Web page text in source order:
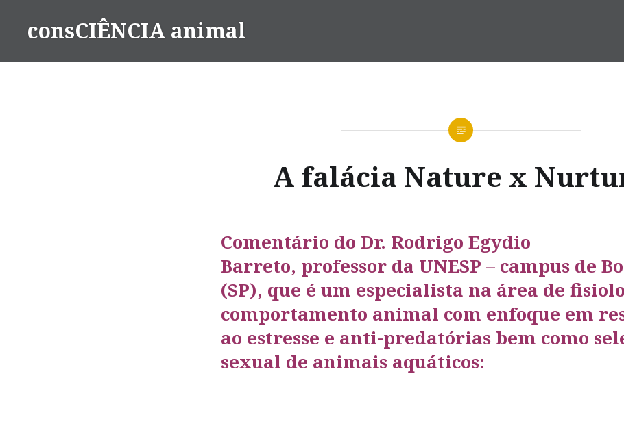
consCIÊNCIA animal
A falácia Nature x
Comentário do Dr. Rodrigo Egydio
Barreto, professor da UNESP – campus de
(SP), que é um especialista na área de
comportamento animal com enfoque em
ao estresse e anti-predatórias bem como
sexual de animais aquáticos: